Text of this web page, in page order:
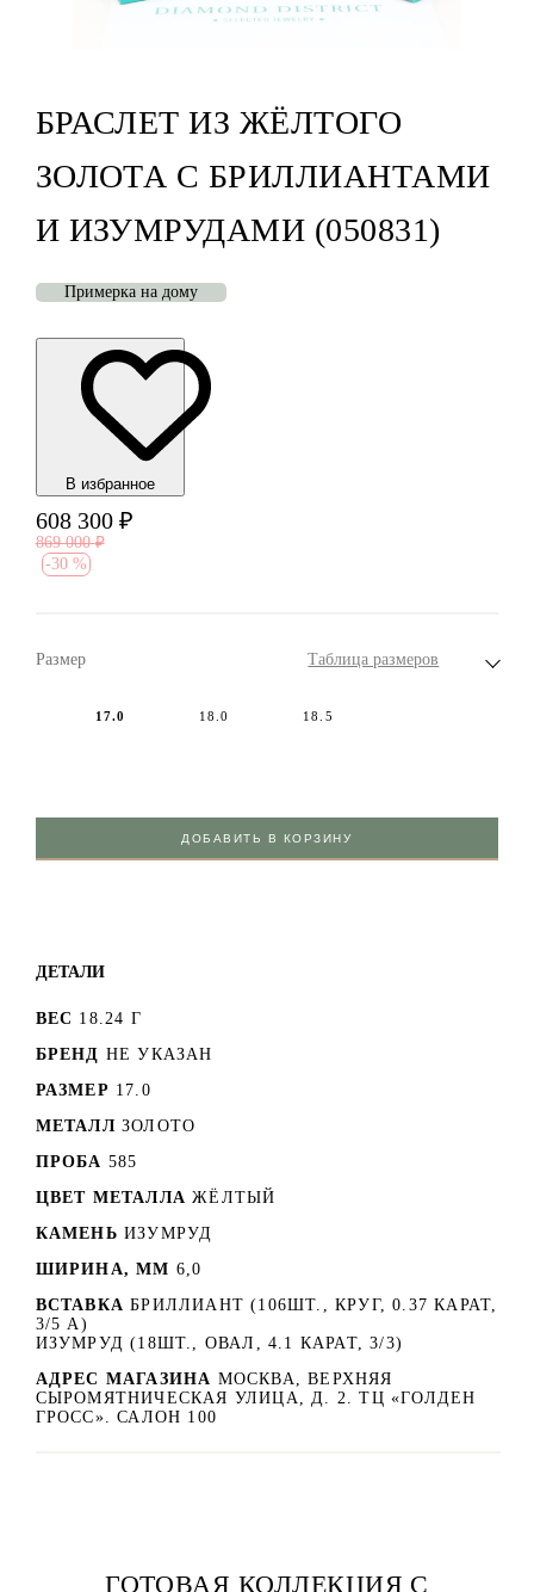
БРАСЛЕТ ИЗ ЖЁЛТОГО
ЗОЛОТА С БРИЛЛИАНТАМИ
И ИЗУМРУДАМИ (050831)
Примерка на дому
В избранноe
608 300 ₽
869 000 ₽
-30 %
Размер Таблица размеров
17.0 18.0 18.5
ДОБАВИТЬ В КОРЗИНУ
ДЕТАЛИ
ВЕС 18.24 Г
БРЕНД НЕ УКАЗАН
РАЗМЕР 17.0
МЕТАЛЛ ЗОЛОТО
ПРОБА 585
ЦВЕТ МЕТАЛЛА ЖЁЛТЫЙ
КАМЕНЬ ИЗУМРУД
ШИРИНА, ММ 6,0
ВСТАВКА БРИЛЛИАНТ (106ШТ., КРУГ, 0.37 КАРАТ,
3/5 А)
ИЗУМРУД (18ШТ., ОВАЛ, 4.1 КАРАТ, 3/3)
АДРЕС МАГАЗИНА МОСКВА, ВЕРХНЯЯ
СЫРОМЯТНИЧЕСКАЯ УЛИЦА, Д. 2. ТЦ «ГОЛДЕН
ГРОСС». САЛОН 100
ГОТОВАЯ КОЛЛЕКЦИЯ С